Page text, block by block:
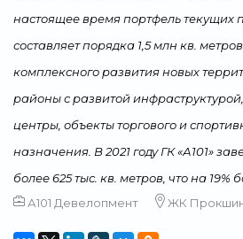
настоящее время портфель текущих
составляет порядка 1,5 млн кв.
комплексного развития новых
районы с развитой
центры, объекты торгового и
назначения. В 2021 году ГК «А101»
более 625 тыс. кв. метров, что на 19%
А101 Девелопмент
ЖК